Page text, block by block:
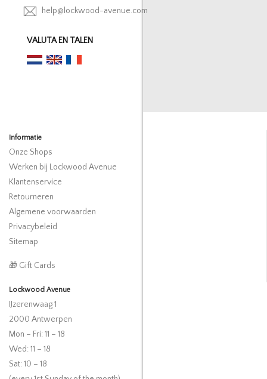
help@lockwood-avenue.com
VALUTA EN TALEN
Informatie
Onze Shops
Werken bij Lockwood Avenue
Klantenservice
Retourneren
Algemene voorwaarden
Privacybeleid
Sitemap
🎁 Gift Cards
Lockwood Avenue
IJzerenwaag 1
2000 Antwerpen
Mon – Fri: 11 – 18
Wed: 11 – 18
Sat: 10 – 18